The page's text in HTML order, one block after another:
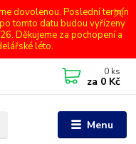
dovolenou. Poslední termín
tomto datu budou vyřízeny
Děkujeme za pochopení a
léto.
Menu
0 ks
za 0 Kč